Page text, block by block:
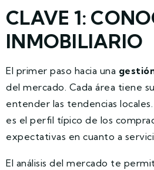
CLAVE 1:
INMOBILIARIO
El primer paso hacia una
del mercado. Cada área tiene
entender las tendencias
es el perfil típico de los
expectativas en cuanto a
El análisis del mercado te